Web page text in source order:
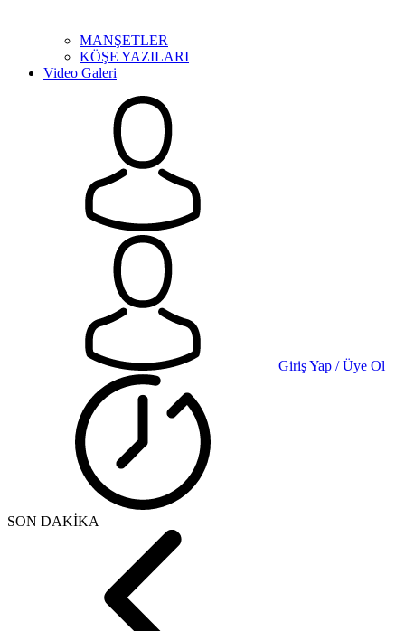
MANŞETLER
KÖŞE YAZILARI
Video Galeri
Giriş Yap / Üye Ol
SON DAKİKA